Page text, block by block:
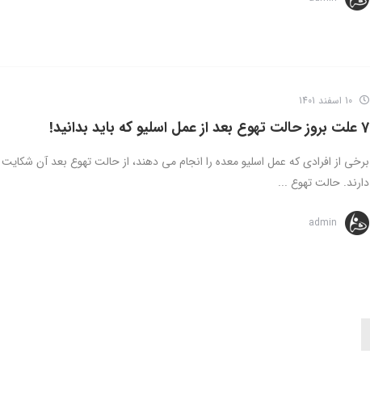
7 علت بروز حالت تهوع بعد از عمل اسلیو که باید بدانید!
برخی از افرادی که عمل اسلیو معده را انجام می دهند، از حالت تهوع بعد آن شکایت
دارند. حالت تهوع ...
admin